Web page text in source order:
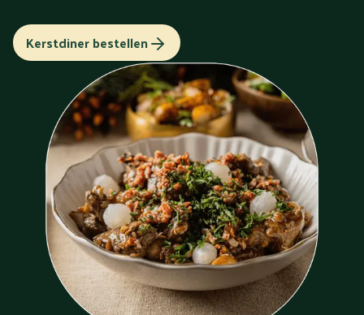
Kerstdiner bestellen